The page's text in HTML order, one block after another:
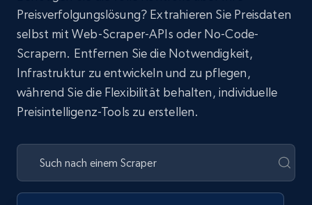
Preisverfolgungslösung? Extrahieren Sie Preisdaten
selbst mit Web-Scraper-APIs oder No-Code-
Scrapern. Entfernen Sie die Notwendigkeit,
Infrastruktur zu entwickeln und zu pflegen,
während Sie die Flexibilität behalten, individuelle
Preisintelligenz-Tools zu erstellen.